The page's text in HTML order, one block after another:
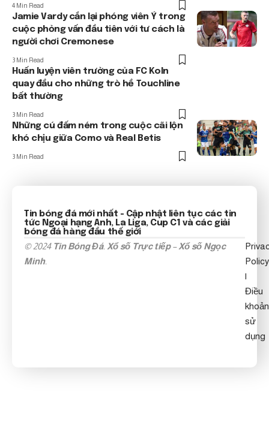
4 Min Read
Jamie Vardy cắn lại phóng viên Ý trong
cuộc phỏng vấn đầu tiên với tư cách là
người chơi Cremonese
3 Min Read
Huấn luyện viên trưởng của FC Koln
quay đầu cho những trò hề Touchline
bất thường
3 Min Read
Những cú đấm ném trong cuộc cãi lộn
khó chịu giữa Como và Real Betis
3 Min Read
Tin bóng đá mới nhất - Cập nhật liên tục các tin
tức Ngoại hạng Anh, La Liga, Cup C1 và các giải
bóng đá hàng đầu thế giới
© 2024 Tin Bóng Đá. Xổ số Trực tiếp–Xổ số Ngọc
Minh.
Policy
|
Điều
khoản
sử
dụng